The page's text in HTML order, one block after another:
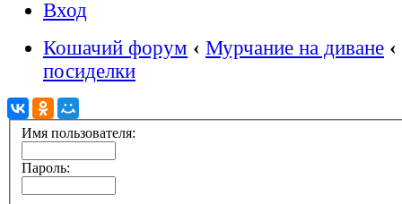
Вход
Кошачий форум ‹ Мурчание на диване ‹
посиделки
Имя пользователя:
Пароль: